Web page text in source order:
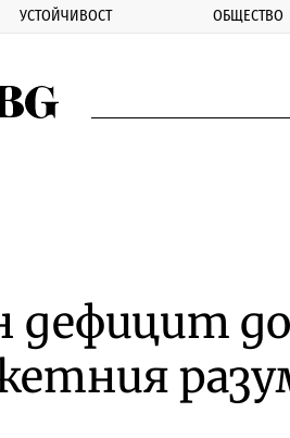
УСТОЙЧИВОСТ ОБЩЕСТВО
дефицит